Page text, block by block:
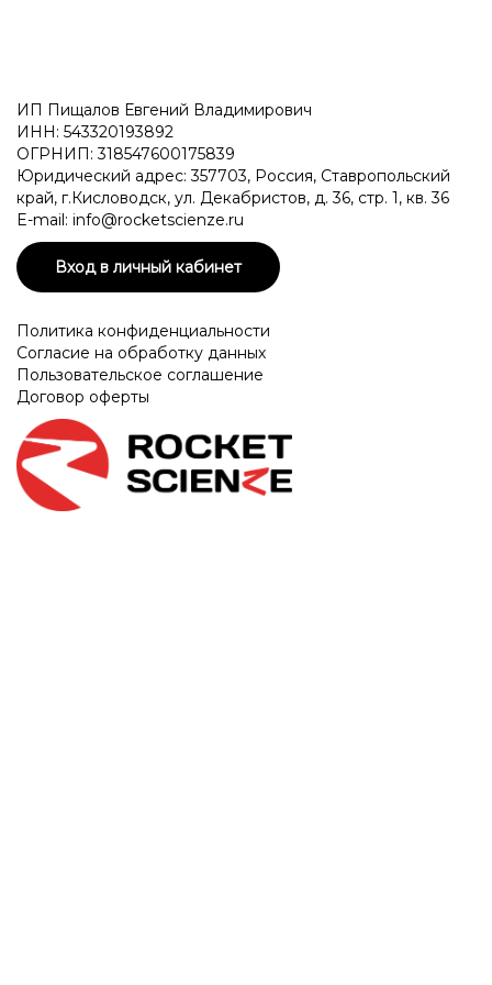
ИП Пищалов Евгений Владимирович
ИНН: 543320193892
ОГРНИП: 318547600175839
Юридический адрес: 357703, Россия, Ставропольский
край, г.Кисловодск, ул. Декабристов, д. 36, стр. 1, кв. 36
E-mail: info@rocketscienze.ru
Вход в личный кабинет
Политика конфиденциальности
Согласие на обработку данных
Пользовательское соглашение
Договор оферты